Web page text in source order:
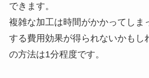
できます。
複雑な加工は時間がかかってしま
する費用効果が得られないかもし
の方法は1分程度です。